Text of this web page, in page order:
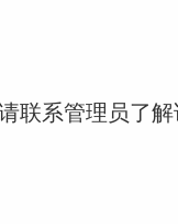
联系管理员了